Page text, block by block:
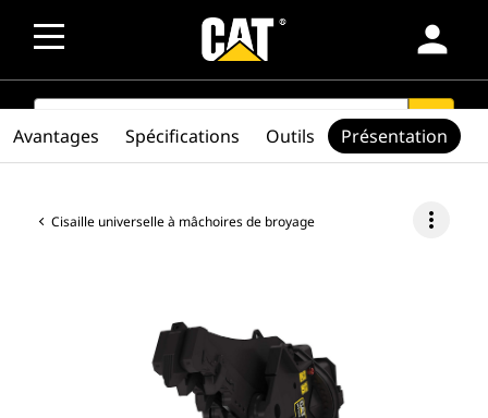
person
SEARCH search
Cisaille universelle à mâchoires de broyage more_vert
Avantages Spécifications Outils Présentation